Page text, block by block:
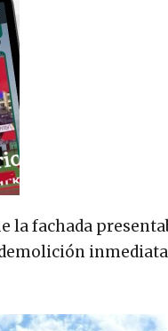
la fachada
demolición